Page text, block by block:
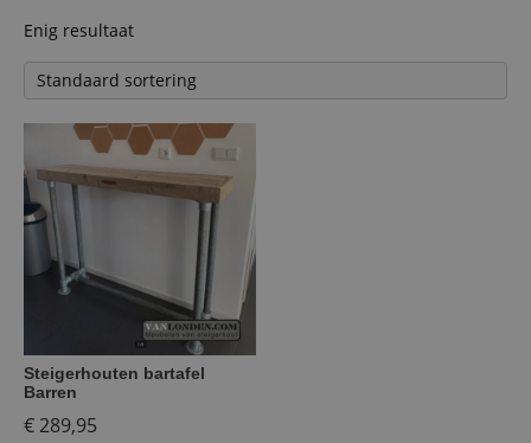
Enig resultaat
Steigerhouten bartafel
Barren
€289,95